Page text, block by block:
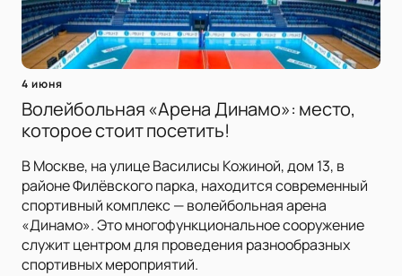
4 июня
Волейбольная «Арена Динамо»: место,
которое стоит посетить!
В Москве, на улице Василисы Кожиной, дом 13, в
районе Филёвского парка, находится современный
спортивный комплекс — волейбольная арена
«Динамо». Это многофункциональное сооружение
служит центром для проведения разнообразных
спортивных мероприятий.